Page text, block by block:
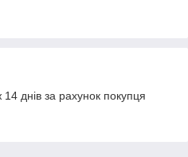
днів за рахунок покупця